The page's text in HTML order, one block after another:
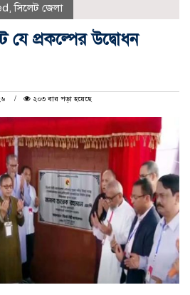
,সিলেট জেলা
যে প্রকল্পের উদ্বোধন
২০৩ বার পড়া হয়েছে